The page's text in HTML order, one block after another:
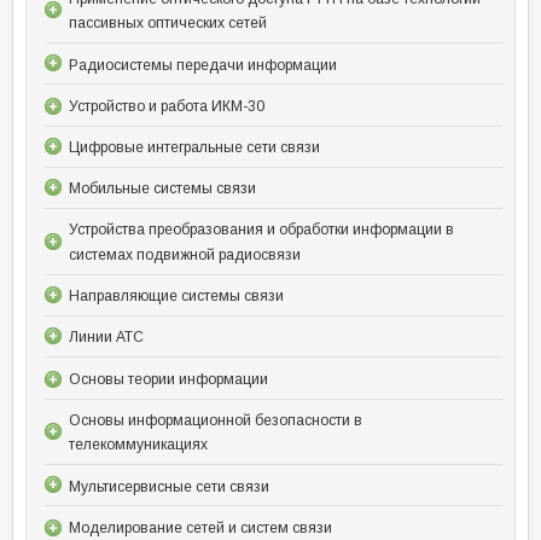
пассивных оптических сетей
Радиосистемы передачи информации
Устройство и работа ИКМ-30
Цифровые интегральные сети связи
Мобильные системы связи
Устройства преобразования и обработки информации в
системах подвижной радиосвязи
Направляющие системы связи
Линии АТС
Основы теории информации
Основы информационной безопасности в
телекоммуникациях
Мультисервисные сети связи
Моделирование сетей и систем связи